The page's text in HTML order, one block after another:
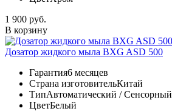
1 900 руб.
В корзину
Дозатор жидкого мыла BXG ASD 500
Гарантия6 месяцев
Страна изготовительКитай
ТипАвтоматический / Сенсорный
ЦветБелый